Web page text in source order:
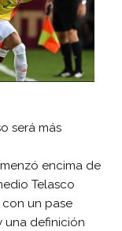
será más
encima de
Telasco
con un pase
una definición